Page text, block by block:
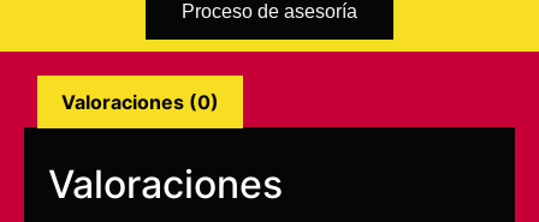
Proceso de asesoría
Valoraciones (0)
Valoraciones